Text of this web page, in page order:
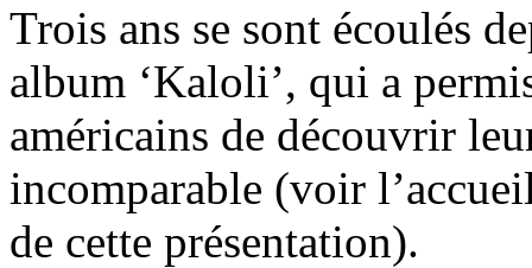
Trois ans se sont écoulés
album ‘Kaloli’, qui a
américains de découvrir
incomparable (voir
de cette présentation).